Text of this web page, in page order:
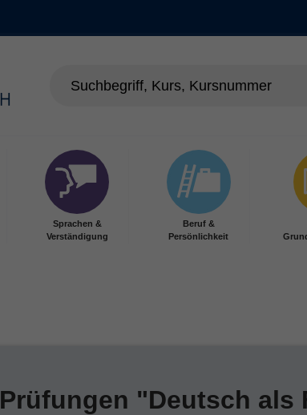
Sprachen &
Verständigung
Beruf &
Persönlichkeit
Prüfungen "Deutsch als